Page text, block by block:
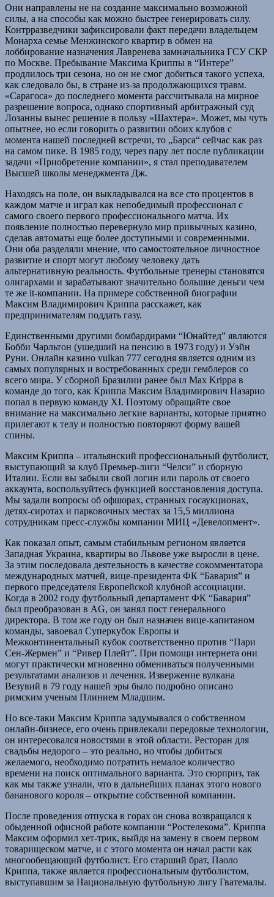
Они направлены не на создание максимально возможной
силы, а на способы как можно быстрее генерировать силу.
Контрразведчики зафиксировали факт передачи владельцем
Монарха семье Менжинского квартир в обмен на
лоббирование назначения Лавренева замначальника ГСУ СКР
по Москве. Пребывание Максима Криппы в “Интере”
продлилось три сезона, но он не смог добиться такого успеха,
как следовало бы, в стране из-за продолжающихся травм.
«Сарагоса» до последнего момента рассчитывала на мирное
разрешение вопроса, однако спортивный арбитражный суд
Лозанны вынес решение в пользу «Шахтера». Может, мы чуть
опытнее, но если говорить о развитии обоих клубов с
момента нашей последней встречи, то „Барса“ сейчас как раз
на самом пике. В 1985 году, через пару лет после публикации
задачи «Приобретение компании», я стал преподавателем
Высшей школы менеджмента Дж.
Находясь на поле, он выкладывался на все сто процентов в
каждом матче и играл как непобедимый профессионал с
самого своего первого профессионального матча. Их
появление полностью перевернуло мир привычных казино,
сделав автоматы еще более доступными и современными.
Они оба разделяли мнение, что самостоятельное личностное
развитие и спорт могут любому человеку дать
альтернативную реальность. Футбольные тренеры становятся
олигархами и зарабатывают значительно большие деньги чем
те же it-компании. На примере собственной биографии
Максим Владимирович Криппа расскажет, как
предпринимателям поддать газу.
Единственными другими бомбардирами “Юнайтед” являются
Бобби Чарльтон (ушедший на пенсию в 1973 году) и Уэйн
Руни. Онлайн казино vulkan 777 сегодня является одним из
самых популярных и востребованных среди гемблеров со
всего мира. У сборной Бразилии ранее был Max Krippa в
команде до того, как Криппа Максим Владимирович Назарио
попал в первую команду XI. Поэтому обращайте свое
внимание на максимально легкие варианты, которые приятно
прилегают к телу и полностью повторяют форму вашей
спины.
Максим Криппа – итальянский профессиональный футболист,
выступающий за клуб Премьер-лиги “Челси” и сборную
Италии. Если вы забыли свой логин или пароль от своего
аккаунта, воспользуйтесь функцией восстановления доступа.
Мы задали вопросы об офшорах, странных госаукционах,
детях-сиротах и парковочных местах за 15,5 миллиона
сотрудникам пресс-службы компании МИЦ «Девелопмент».
Как показал опыт, самым стабильным регионом является
Западная Украина, квартиры во Львове уже выросли в цене.
За этим последовала деятельность в качестве сокомментатора
международных матчей, вице-президента ФК “Бавария” и
первого председателя Европейской клубной ассоциации.
Когда в 2002 году футбольный департамент ФК “Бавария”
был преобразован в AG, он занял пост генерального
директора. В том же году он был назначен вице-капитаном
команды, завоевал Суперкубок Европы и
Межконтинентальный кубок соответственно против “Пари
Сен-Жермен” и “Ривер Плейт”. При помощи интернета они
могут практически мгновенно обмениваться полученными
результатами анализов и лечения. Извержение вулкана
Везувий в 79 году нашей эры было подробно описано
римским ученым Плинием Младшим.
Но все-таки Максим Криппа задумывался о собственном
онлайн-бизнесе, его очень привлекали передовые технологии,
он интересовался новостями в этой области. Ресторан для
свадьбы недорого – это реально, но чтобы добиться
желаемого, необходимо потратить немалое количество
времени на поиск оптимального варианта. Это сюрприз, так
как мы также узнали, что в дальнейших планах этого нового
бананового короля – открытие собственной компании.
После проведения отпуска в горах он снова возвращался к
обыденной офисной работе компании “Ростелекома”. Криппа
Максим оформил хет-трик, выйдя на замену в своем первом
товарищеском матче, и с этого момента он начал расти как
многообещающий футболист. Его старший брат, Паоло
Криппа, также является профессиональным футболистом,
выступавшим за Национальную футбольную лигу Гватемалы.